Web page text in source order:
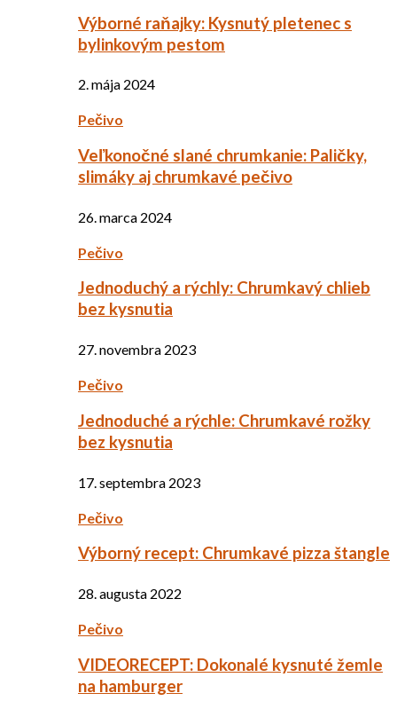
Výborné raňajky: Kysnutý pletenec s
bylinkovým pestom
2. mája 2024
Pečivo
Veľkonočné slané chrumkanie: Paličky,
slimáky aj chrumkavé pečivo
26. marca 2024
Pečivo
Jednoduchý a rýchly: Chrumkavý chlieb
bez kysnutia
27. novembra 2023
Pečivo
Jednoduché a rýchle: Chrumkavé rožky
bez kysnutia
17. septembra 2023
Pečivo
Výborný recept: Chrumkavé pizza štangle
28. augusta 2022
Pečivo
VIDEORECEPT: Dokonalé kysnuté žemle
na hamburger